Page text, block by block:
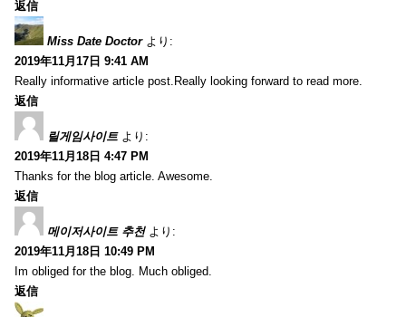
返信
Miss Date Doctor より:
2019年11月17日 9:41 AM
Really informative article post.Really looking forward to read more.
返信
릴게임사이트 より:
2019年11月18日 4:47 PM
Thanks for the blog article. Awesome.
返信
메이저사이트 추천 より:
2019年11月18日 10:49 PM
Im obliged for the blog. Much obliged.
返信